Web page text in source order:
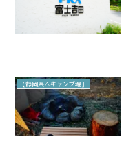
【静岡県△キャンプ場】